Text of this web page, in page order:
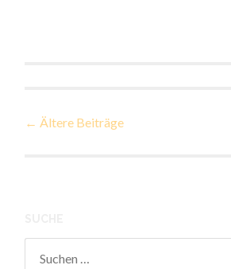
Beiträge-
← Ältere Beiträge